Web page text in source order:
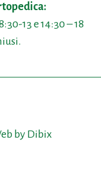
13 e 14:30 – 18
by Dibix